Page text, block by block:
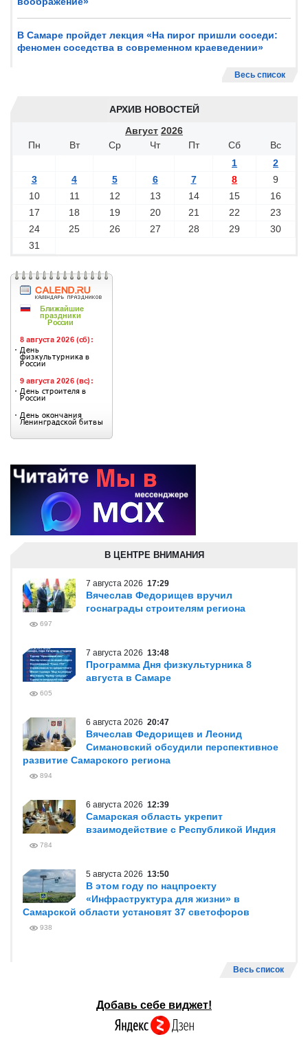
В Самаре пройдет лекция «На пирог пришли соседи:
феномен соседства в современном краеведении»
Весь список
АРХИВ НОВОСТЕЙ
Август 2026
Пн
Вт Ср Чт Пт Сб
Вс
1
2
3
4 5 6 7 8
9
10
11 12 13 14 15
16
17
18 19 20 21 22
23
24
25 26 27 28 29
30
31
В ЦЕНТРЕ ВНИМАНИЯ
7 августа 2026 17:29
Вячеслав Федорищев вручил
госнаграды строителям региона
697
7 августа 2026 13:48
Программа Дня физкультурника 8
августа в Самаре
605
6 августа 2026 20:47
Вячеслав Федорищев и Леонид
Симановский обсудили перспективное
развитие Самарского региона
894
6 августа 2026 12:39
Самарская область укрепит
взаимодействие с Республикой Индия
784
5 августа 2026 13:50
В этом году по нацпроекту
«Инфраструктура для жизни» в
Самарской области установят 37 светофоров
938
Весь список
Добавь себе виджет!